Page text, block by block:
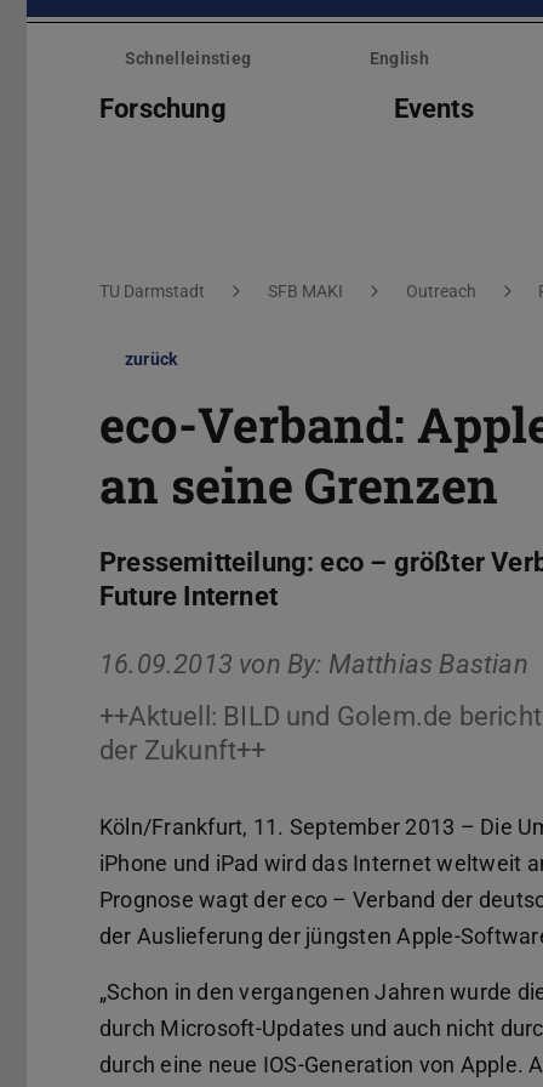
Menü
überspringenSchnelleinstieg English
Forschung Events
Sie befinden sich hier:
TU Darmstadt SFB MAKI Outreach
zurück
eco-Verband:
an seine Grenzen
Pressemitteilung: eco – größter
Future Internet
16.09.2013 von By: Matthias Bastian
++Aktuell: BILD und Golem.de
der Zukunft++
Köln/Frankfurt, 11. September 2013 – Die
iPhone und iPad wird das Internet weltweit
Prognose wagt der eco – Verband der
der Auslieferung der jüngsten Apple-
„Schon in den vergangenen Jahren wurde
durch Microsoft-Updates und auch nicht
durch eine neue IOS-Generation von Apple.